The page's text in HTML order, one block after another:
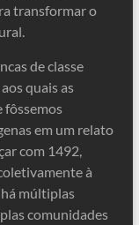
transformar o
de classe
quais as
fôssemos
em um relato
com 1492,
à
múltiplas
comunidades